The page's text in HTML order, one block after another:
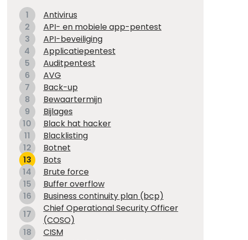
1
Antivirus
2
API- en mobiele app-pentest
3
API-beveiliging
4
Applicatiepentest
5
Auditpentest
6
AVG
7
Back-up
8
Bewaartermijn
9
Bijlages
10
Black hat hacker
11
Blacklisting
12
Botnet
13
Bots
14
Brute force
15
Buffer overflow
16
Business continuity plan (bcp)
17
Chief Operational Security Officer
(COSO)
18
CISM